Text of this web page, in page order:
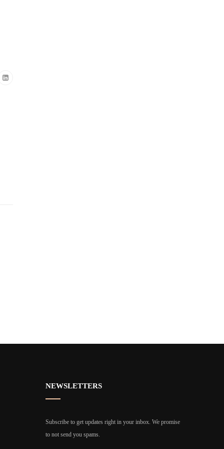
NEWSLETTERS
Subscribe to get updates right in your inbox. We promise
to not send you spams.